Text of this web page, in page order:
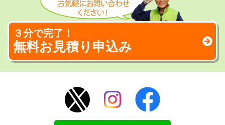
３分で完了！
無料お見積り申込み